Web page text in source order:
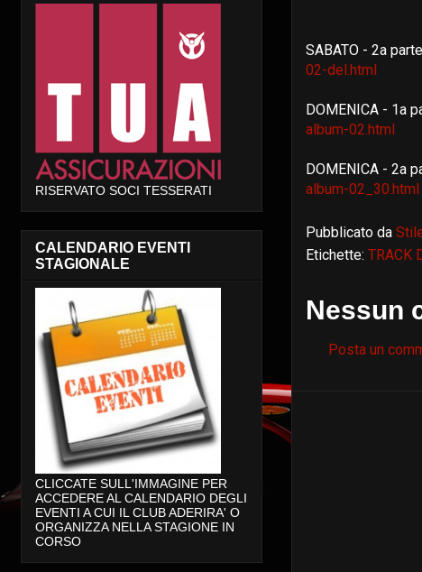
SABATO - 2a
02-del.html
DOMENICA - 1a
album-02.html
DOMENICA - 2a
album-02_30.html
Pubblicato da
Etichette: TRACK
Nessun
Posta un
RISERVATO SOCI TESSERATI
CALENDARIO EVENTI
STAGIONALE
CLICCATE SULL'IMMAGINE PER
ACCEDERE AL CALENDARIO DEGLI
EVENTI A CUI IL CLUB ADERIRA' O
ORGANIZZA NELLA STAGIONE IN
CORSO